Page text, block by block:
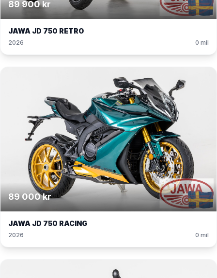
89 900 kr
JAWA JD 750 RETRO
2026 0 mil
89 000 kr
JAWA JD 750 RACING
2026 0 mil